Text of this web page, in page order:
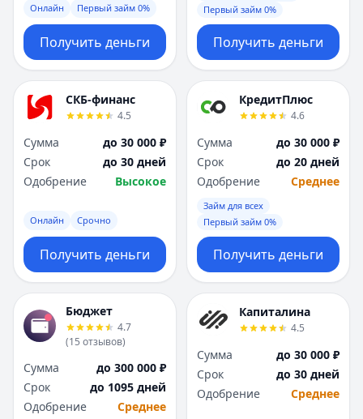
Онлайн Первый займ 0%
Получить деньги
Первый займ 0%
Получить деньги
СКБ-финанс
4.5
Сумма
до 30 000 ₽
Срок
до 30 дней
Одобрение
Высокое
Онлайн Срочно
Получить деньги
КредитПлюс
4.6
Сумма
до 30 000 ₽
Срок
до 20 дней
Одобрение
Среднее
Займ для всех
Первый займ 0%
Получить деньги
Бюджет
4.7
(15 отзывов)
Сумма
до 300 000 ₽
Срок
до 1095 дней
Одобрение
Среднее
Капиталина
4.5
Сумма
до 30 000 ₽
Срок
до 30 дней
Одобрение
Среднее